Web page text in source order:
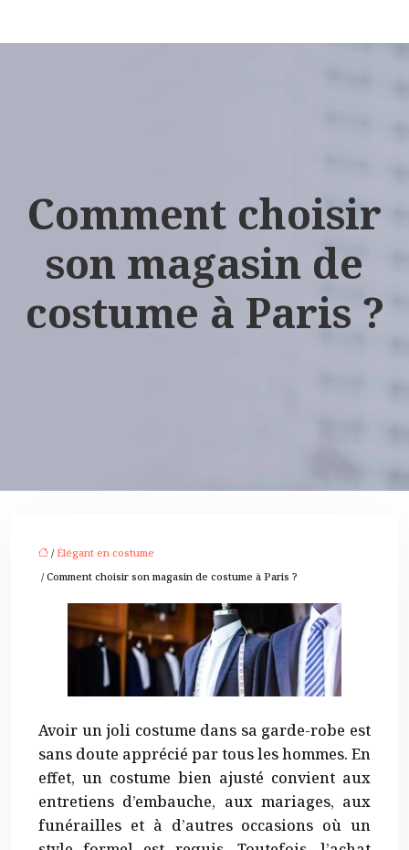
Comment choisir
son magasin de
costume à Paris ?
/ Élégant en costume
/ Comment choisir son magasin de costume à Paris ?
Avoir un joli costume dans sa garde-robe est
sans doute apprécié par tous les hommes. En
effet, un costume bien ajusté convient aux
entretiens d’embauche, aux mariages, aux
funérailles et à d’autres occasions où un